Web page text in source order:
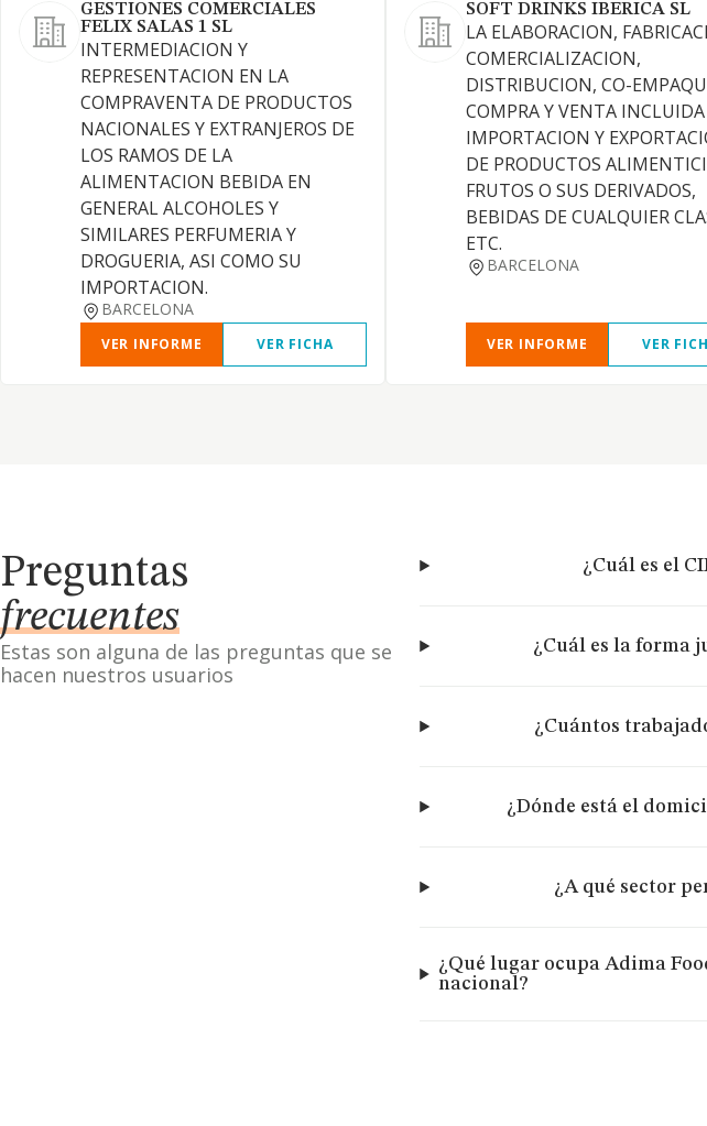
GESTIONES COMERCIALES
FELIX SALAS 1 SL
INTERMEDIACION Y
REPRESENTACION EN LA
COMPRAVENTA DE PRODUCTOS
NACIONALES Y EXTRANJEROS DE
LOS RAMOS DE LA
ALIMENTACION BEBIDA EN
GENERAL ALCOHOLES Y
SIMILARES PERFUMERIA Y
DROGUERIA, ASI COMO SU
IMPORTACION.
BARCELONA
VER INFORME VER FICHA
SOFT DRINKS IBERICA SL
LA ELABORACION,
COMERCIALIZACION,
DISTRIBUCION, CO-
COMPRA Y VENTA
IMPORTACION Y
DE PRODUCTOS
FRUTOS O SUS DERIVADOS,
BEBIDAS DE CUALQUIER
ETC.
BARCELONA
VER INFORME VER
Preguntas
frecuentes
Estas son alguna de las preguntas que se
hacen nuestros usuarios
¿Cuál es el
¿Cuál es la forma
¿Cuántos
¿Dónde está el
¿A qué sector
¿Qué lugar ocupa Adima
nacional?